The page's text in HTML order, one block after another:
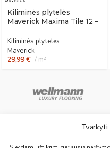
Tvarkyti
Kiliminės plytelės
Maverick Maxima Tile 12 –
Kiliminės plytelės
Maverick
29,99 € m²
Aukščiausios kokybės medinės,